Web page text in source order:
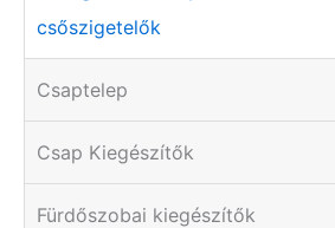
csőszigetelők
Csaptelep
Csap Kiegészítők
Fürdőszobai kiegészítők